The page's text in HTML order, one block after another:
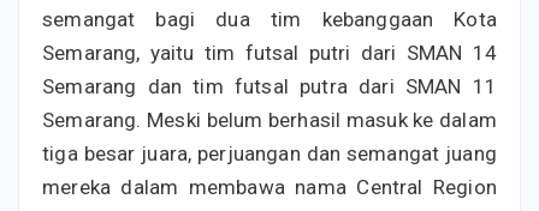
semangat bagi dua tim kebanggaan Kota
Semarang, yaitu tim futsal putri dari SMAN 14
Semarang dan tim futsal putra dari SMAN 11
Semarang. Meski belum berhasil masuk ke dalam
tiga besar juara, perjuangan dan semangat juang
mereka dalam membawa nama Central Region